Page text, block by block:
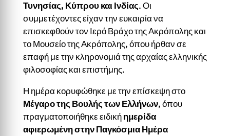
Τυνησίας, Κύπρου και Ινδίας. Οι
συμμετέχοντες είχαν την ευκαιρία να
επισκεφθούν τον Ιερό Βράχο της Ακρόπολης και
το Μουσείο της Ακρόπολης, όπου ήρθαν σε
επαφή με την κληρονομιά της αρχαίας ελληνικής
φιλοσοφίας και επιστήμης.
Η ημέρα κορυφώθηκε με την επίσκεψη στο
Μέγαρο της Βουλής των Ελλήνων, όπου
πραγματοποιήθηκε ειδικήημερίδα
αφιερωμένη στην Παγκόσμια Ημέρα